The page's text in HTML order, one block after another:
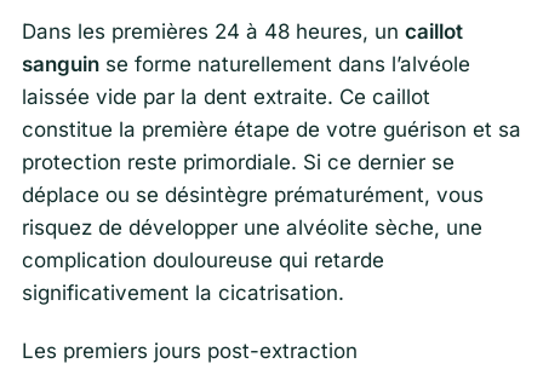
Dans les premières 24 à 48 heures, un caillot
sanguin se forme naturellement dans l’alvéole
laissée vide par la dent extraite. Ce caillot
constitue la première étape de votre guérison et sa
protection reste primordiale. Si ce dernier se
déplace ou se désintègre prématurément, vous
risquez de développer une alvéolite sèche, une
complication douloureuse qui retarde
significativement la cicatrisation.
Les premiers jours post-extraction